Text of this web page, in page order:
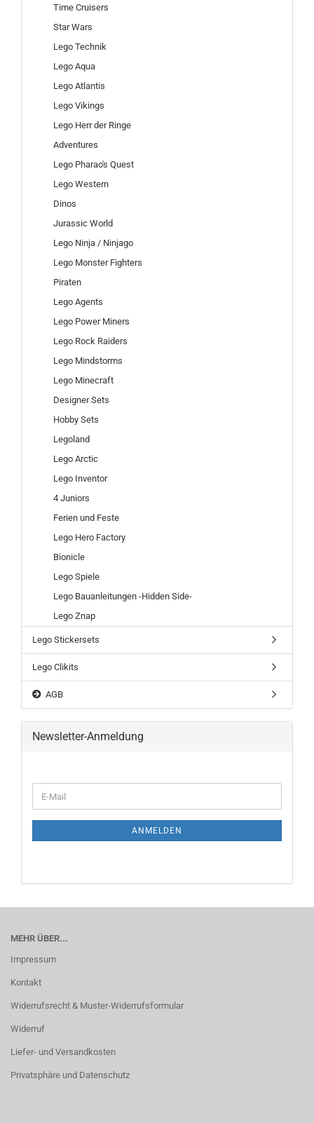
Time Cruisers
Star Wars
Lego Technik
Lego Aqua
Lego Atlantis
Lego Vikings
Lego Herr der Ringe
Adventures
Lego Pharao's Quest
Lego Western
Dinos
Jurassic World
Lego Ninja / Ninjago
Lego Monster Fighters
Piraten
Lego Agents
Lego Power Miners
Lego Rock Raiders
Lego Mindstorms
Lego Minecraft
Designer Sets
Hobby Sets
Legoland
Lego Arctic
Lego Inventor
4 Juniors
Ferien und Feste
Lego Hero Factory
Bionicle
Lego Spiele
Lego Bauanleitungen -Hidden Side-
Lego Znap
Lego Stickersets
Lego Clikits
AGB
Newsletter-Anmeldung
ANMELDEN
MEHR ÜBER...
Impressum
Kontakt
Widerrufsrecht & Muster-Widerrufsformular
Widerruf
Liefer- und Versandkosten
Privatsphäre und Datenschutz